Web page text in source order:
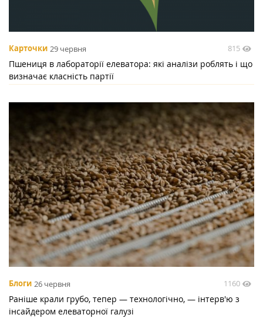
Карточки 29 червня 815
Пшениця в лабораторії елеватора: які аналізи роблять і що
визначає класність партії
Блоги 26 червня 1160
Раніше крали грубо, тепер — технологічно, — інтерв'ю з
інсайдером елеваторної галузі